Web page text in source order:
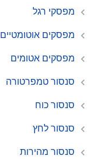
מפסקי רגל
מפסקים אוטומטיים
מפסקים אטומים
סנסור טמפרטורה
סנסור כוח
סנסור לחץ
סנסור מהירות